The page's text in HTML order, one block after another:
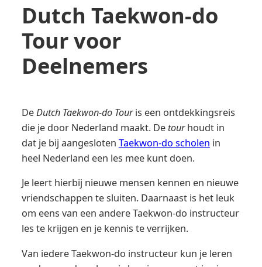
Dutch Taekwon-do
Tour voor
Deelnemers
DeDutch Taekwon-do Touris een ontdekkingsreis
die je door Nederland maakt. De tourhoudt in
dat je bij aangesloten Taekwon-do scholen in
heel Nederland een les mee kunt doen.
Je leert hierbij nieuwe mensen kennen en nieuwe
vriendschappen te sluiten. Daarnaast is het leuk
om eens van een andere Taekwon-do instructeur
les te krijgen en je kennis te verrijken.
Van iedere Taekwon-do instructeur kun je leren